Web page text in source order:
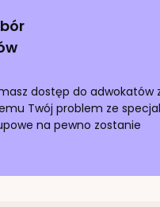
dostęp do adwokatów
Twój problem ze
na pewno zostanie